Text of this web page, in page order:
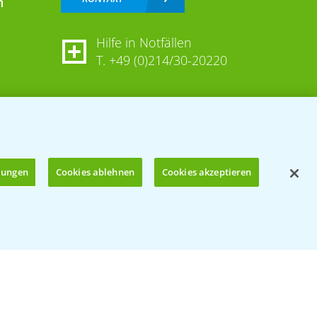
Hilfe in Notfällen
T. +49 (0)214/30-20220
Cookies ablehnen Cookies akzeptieren